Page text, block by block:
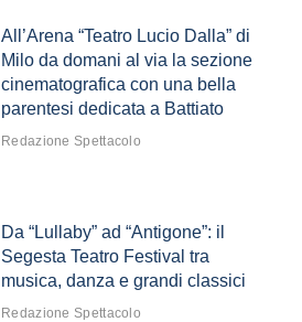
All’Arena “Teatro Lucio Dalla” di
Milo da domani al via la sezione
cinematografica con una bella
parentesi dedicata a Battiato
Redazione Spettacolo
Da “Lullaby” ad “Antigone”: il
Segesta Teatro Festival tra
musica, danza e grandi classici
Redazione Spettacolo